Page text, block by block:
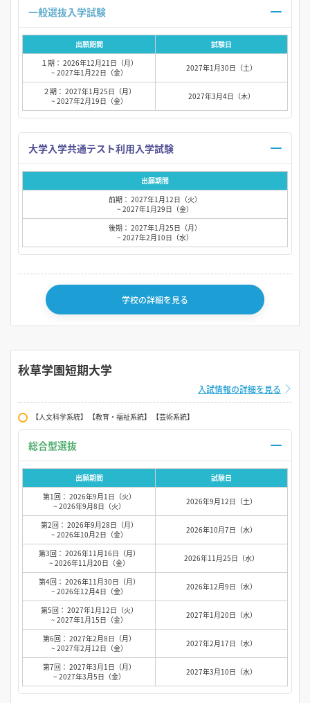
出願期間
試験日
１期： 2026年12月21日（月）
~ 2027年1月22日（金）
2027年1月30日（土）
２期： 2027年1月25日（月）
~ 2027年2月19日（金）
2027年3月4日（木）
出願期間
前期： 2027年1月12日（火）
~ 2027年1月29日（金）
後期： 2027年1月25日（月）
~ 2027年2月10日（水）
学校の詳細を見る
秋草学園短期大学
入試情報の詳細を見る
【人文科学系統】 【教育・福祉系統】 【芸術系統】
出願期間
試験日
第1回： 2026年9月1日（火）
~ 2026年9月8日（火）
2026年9月12日（土）
第2回： 2026年9月28日（月）
~ 2026年10月2日（金）
2026年10月7日（水）
第3回： 2026年11月16日（月）
~ 2026年11月20日（金）
2026年11月25日（水）
第4回： 2026年11月30日（月）
~ 2026年12月4日（金）
2026年12月9日（水）
第5回： 2027年1月12日（火）
~ 2027年1月15日（金）
2027年1月20日（水）
第6回： 2027年2月8日（月）
~ 2027年2月12日（金）
2027年2月17日（水）
第7回： 2027年3月1日（月）
~ 2027年3月5日（金）
2027年3月10日（水）